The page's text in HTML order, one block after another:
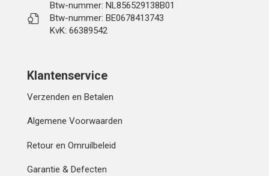
Btw-nummer: NL856529138B01
Btw-nummer: BE0678413743
KvK: 66389542
Klantenservice
Verzenden en Betalen
Algemene Voorwaarden
Retour en Omruilbeleid
Garantie & Defecten